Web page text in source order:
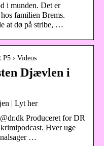
i munden. Det er
familien Brems.
at dø på stribe, …
› Videos
Djævlen i
| Lyt her
Produceret for DR
Hver uge
…